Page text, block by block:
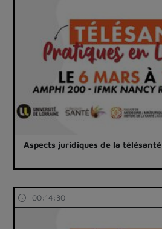
Aspects juridiques de la télésanté
00:14:30